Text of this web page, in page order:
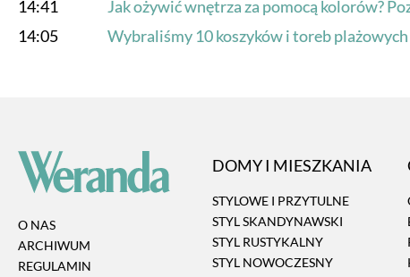
14:41
Jak ożywić wnętrza za pomocą kolorów?
14:05
Wybraliśmy 10 koszyków i toreb
O NAS
ARCHIWUM
REGULAMIN
DOMY I MIESZKANIA
STYLOWE I PRZYTULNE
STYL SKANDYNAWSKI
STYL RUSTYKALNY
STYL NOWOCZESNY